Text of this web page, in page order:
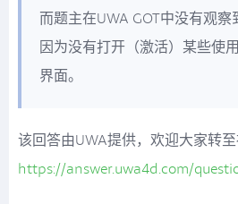
而题主在UWA GOT中没有观
因为没有打开（激活）某些使
界面。
该回答由UWA提供，欢迎大家转至
https://answer.uwa4d.com/